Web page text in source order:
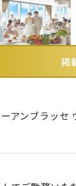
掲
アンブラッセ